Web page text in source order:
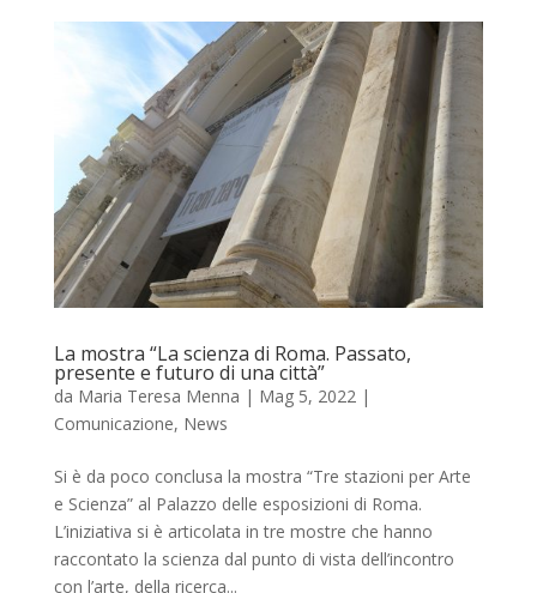
La mostra “La scienza di Roma. Passato,
presente e futuro di una città”
da Maria Teresa Menna | Mag 5, 2022|
Comunicazione, News
Si è da poco conclusa la mostra “Tre stazioni per Arte
e Scienza” al Palazzo delle esposizioni di Roma.
L’iniziativa si è articolata in tre mostre che hanno
raccontato la scienza dal punto di vista dell’incontro
con l’arte, della ricerca...